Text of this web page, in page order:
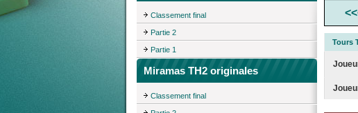
Classement final
Partie 2
Partie 1
Miramas TH2 originales
Classement final
Tours